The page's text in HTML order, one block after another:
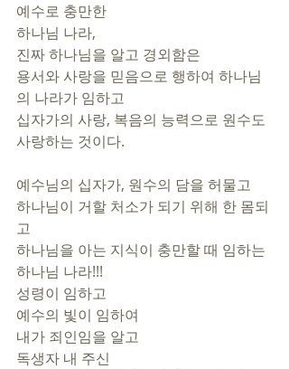
예수로 충만한
하나님 나라,
진짜 하나님을 알고 경외함은
용서와 사랑을 믿음으로 행하여 하나님
의 나라가 임하고
십자가의 사랑, 복음의 능력으로 원수도
사랑하는 것이다.
예수님의 십자가, 원수의 담을 허물고
하나님이 거할 처소가 되기 위해 한 몸되
고
하나님을 아는 지식이 충만할 때 임하는
하나님 나라!!!
성령이 임하고
예수의 빛이 임하여
내가 죄인임을 알고
독생자 내 주신